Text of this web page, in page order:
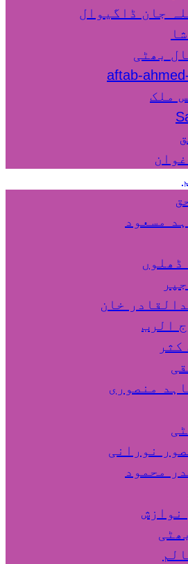
جان ڈاگیوال
بھٹی
aftab-
ملک
مسعود
ڈھلوں
خان
الرب
منصوری
نورانی
محمود
نوازش